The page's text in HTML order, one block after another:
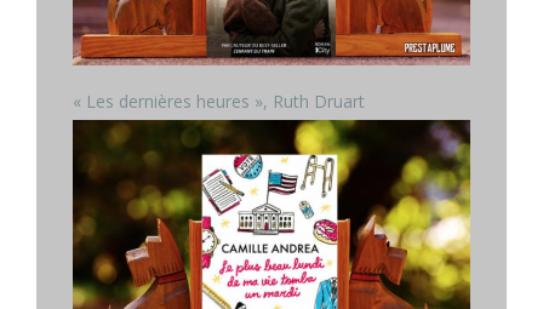
« Les dernières heures », Ruth Druart